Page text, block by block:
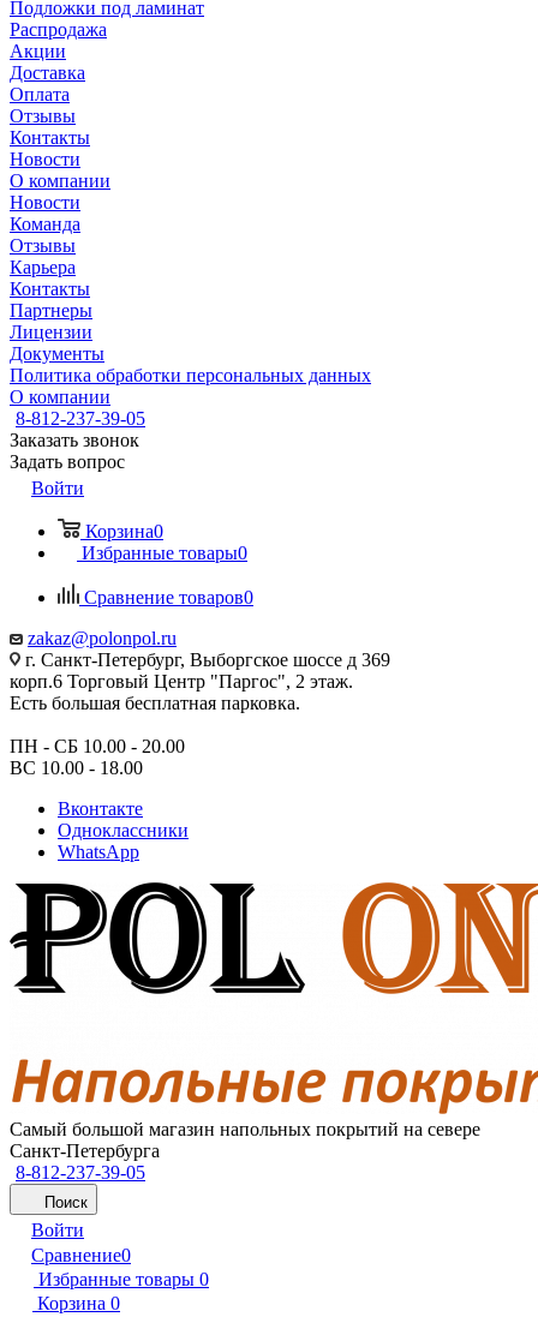
Подложки под ламинат
Распродажа
Акции
Доставка
Оплата
Отзывы
Контакты
Новости
О компании
Новости
Команда
Отзывы
Карьера
Контакты
Партнеры
Лицензии
Документы
Политика обработки персональных данных
О компании
8-812-237-39-05
Заказать звонок
Задать вопрос
Войти
Корзина0
Избранные товары0
Сравнение товаров0
zakaz@polonpol.ru
г. Санкт-Петербург, Выборгское шоссе д 369
корп.6 Торговый Центр "Паргос", 2 этаж.
Есть большая бесплатная парковка.
ПН - СБ 10.00 - 20.00
ВС 10.00 - 18.00
Вконтакте
Одноклассники
WhatsApp
Самый большой магазин напольных покрытий на севере
Санкт-Петербурга
8-812-237-39-05
Поиск
Войти
Сравнение0
Избранные товары 0
Корзина 0